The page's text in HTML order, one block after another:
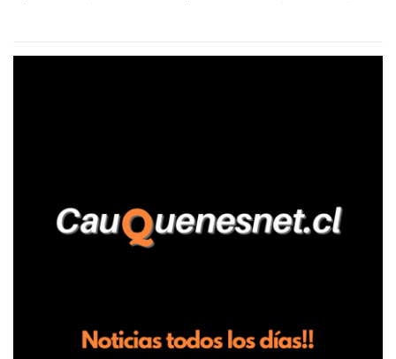
relató que los hechos ocurrieron cerca de las 11:30 horas en el
trabajadores, el edil descendió del vehículo y, en medio de la
confrontación, la habría tomado de los hombros, empujado al
suelo y agredido con golpes de pies y manos, mientr...